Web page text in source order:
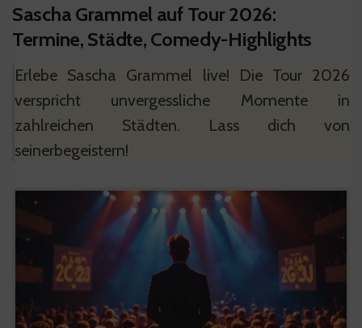
Sascha Grammel auf Tour 2026:
Termine, Städte, Comedy-Highlights
Erlebe Sascha Grammel live! Die Tour 2026
verspricht unvergessliche Momente in
zahlreichen Städten. Lass dich von
seinerbegeistern!